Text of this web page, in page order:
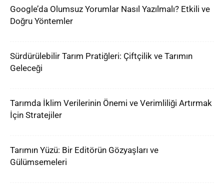
Google’da Olumsuz Yorumlar Nasıl Yazılmalı? Etkili ve
Doğru Yöntemler
Sürdürülebilir Tarım Pratiğleri: Çiftçilik ve Tarımın
Geleceği
Tarımda İklim Verilerinin Önemi ve Verimliliği Artırmak
İçin Stratejiler
Tarımın Yüzü: Bir Editörün Gözyaşları ve
Gülümsemeleri